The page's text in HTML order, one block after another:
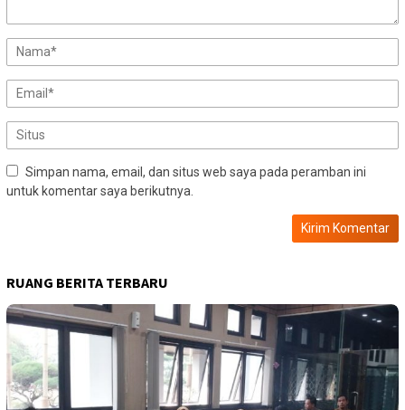
Simpan nama, email, dan situs web saya pada peramban ini
untuk komentar saya berikutnya.
RUANG BERITA TERBARU